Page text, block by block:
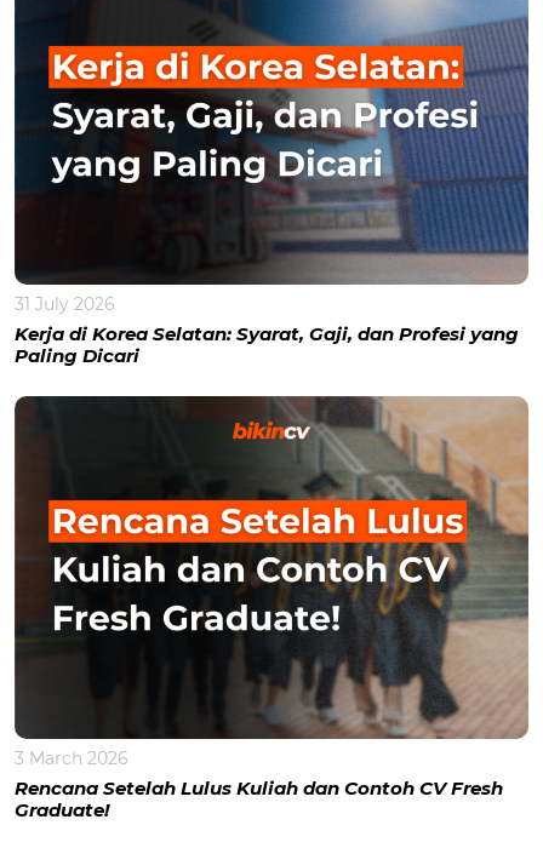
31 July 2026
Kerja di Korea Selatan: Syarat, Gaji, dan Profesi yang
Paling Dicari
3 March 2026
Rencana Setelah Lulus Kuliah dan Contoh CV Fresh
Graduate!